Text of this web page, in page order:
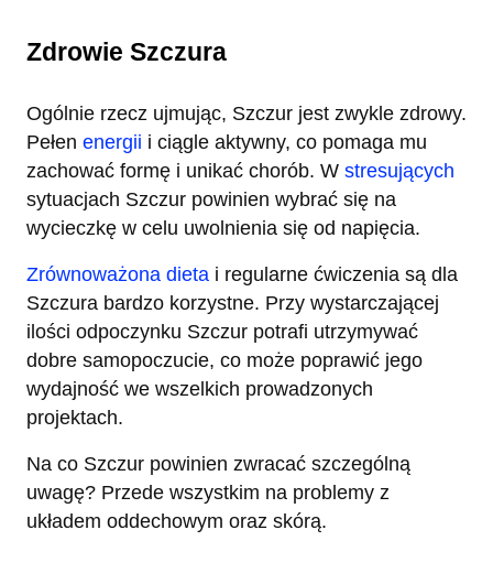
Zdrowie Szczura
Ogólnie rzecz ujmując, Szczur jest zwykle zdrowy.
Pełen energii i ciągle aktywny, co pomaga mu
zachować formę i unikać chorób. W stresujących
sytuacjach Szczur powinien wybrać się na
wycieczkę w celu uwolnienia się od napięcia.
Zrównoważona dieta i regularne ćwiczenia są dla
Szczura bardzo korzystne. Przy wystarczającej
ilości odpoczynku Szczur potrafi utrzymywać
dobre samopoczucie, co może poprawić jego
wydajność we wszelkich prowadzonych
projektach.
Na co Szczur powinien zwracać szczególną
uwagę? Przede wszystkim na problemy z
układem oddechowym oraz skórą.